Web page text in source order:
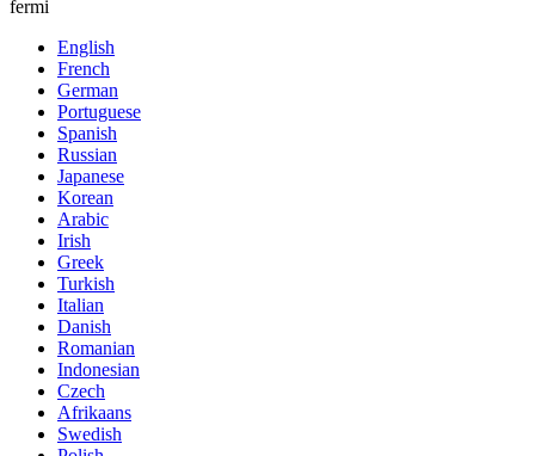
fermi
English
French
German
Portuguese
Spanish
Russian
Japanese
Korean
Arabic
Irish
Greek
Turkish
Italian
Danish
Romanian
Indonesian
Czech
Afrikaans
Swedish